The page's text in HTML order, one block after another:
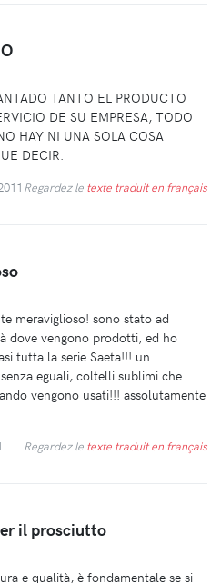
TANTO EL PRODUCTO
DE SU EMPRESA, TODO
HAY NI UNA SOLA COSA
DECIR.
Regardez le texte traduit en français
meraviglioso! sono stato ad
dove vengono prodotti, ed ho
tutta la serie Saeta!!! un
eguali, coltelli sublimi che
vengono usati!!! assolutamente
Regardez le texte traduit en français
il prosciutto
e qualità, è fondamentale se si